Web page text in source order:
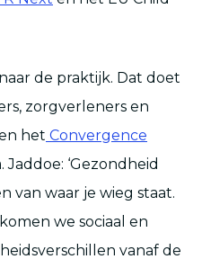
de praktijk. Dat doet
zorgverleners en
het Convergence
Jaddoe: ‘Gezondheid
van waar je wieg staat.
we sociaal en
vanaf de